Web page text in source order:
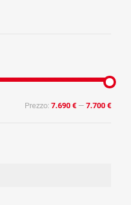
Prezzo: 7.690 € — 7.700 €